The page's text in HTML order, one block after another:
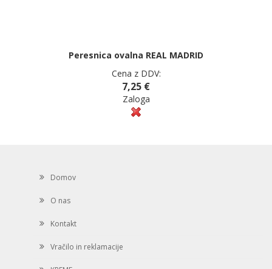
Peresnica ovalna REAL MADRID
Cena z DDV:
7,25 €
Zaloga
Domov
O nas
Kontakt
Vračilo in reklamacije